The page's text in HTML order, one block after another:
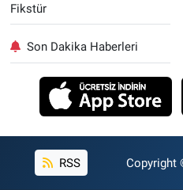
Fikstür
Son Dakika Haberleri
RSS Copyright